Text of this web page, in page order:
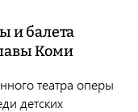
и балета
Коми
театра оперы
детских